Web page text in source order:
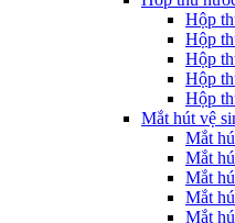
Hộp
Hộp
Hộp
Hộp
Hộp
Mắt hút vệ
Mắt
Mắt
Mắt
Mắt
Mắt